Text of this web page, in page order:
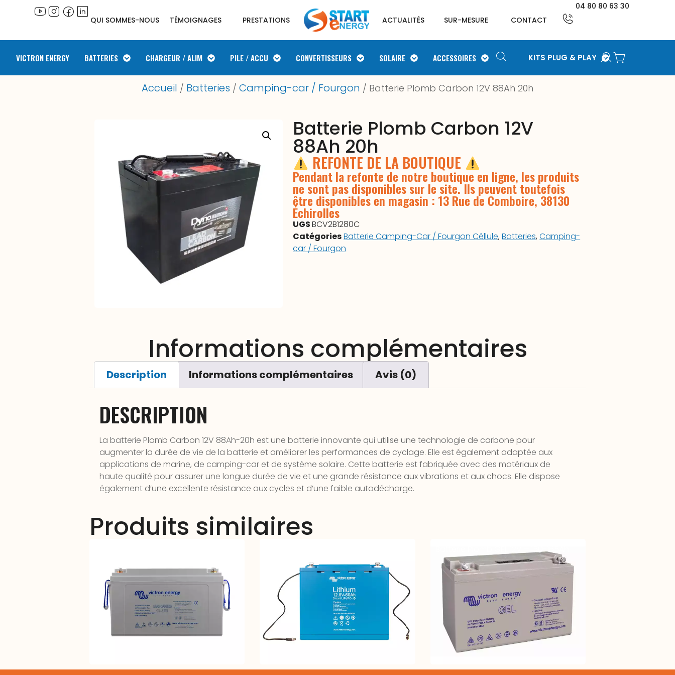
QUI SOMMES-NOUS TÉMOIGNAGES PRESTATIONS ACTUALITÉS SUR-MESURE CONTACT
04 80 80 63 30
VICTRON ENERGY BATTERIES CHARGEUR / ALIM PILE / ACCU CONVERTISSEURS SOLAIRE ACCESSOIRES KITS PLUG & PLAY
Accueil / Batteries / Camping-car / Fourgon / Batterie Plomb Carbon 12V 88Ah 20h
Batterie Plomb Carbon 12V
88Ah 20h
REFONTE DE LA BOUTIQUE
Pendant la refonte de notre boutique en ligne, les produits
ne sont pas disponibles sur le site. Ils peuvent toutefois
être disponibles en magasin : 13 Rue de Comboire, 38130
Échirolles
UGSBCV2B1280C
CatégoriesBatterie Camping-Car / Fourgon Céllule,Batteries,Camping-
car / Fourgon
Informations complémentaires
Description Informations complémentaires Avis (0)
DESCRIPTION
La batterie Plomb Carbon 12V 88Ah-20h est une batterie innovante qui utilise une technologie de carbone pour
augmenter la durée de vie de la batterie et améliorer les performances de cyclage. Elle est également adaptée aux
applications de marine, de camping-car et de système solaire. Cette batterie est fabriquée avec des matériaux de
haute qualité pour assurer une longue durée de vie et une grande résistance aux vibrations et aux chocs. Elle dispose
également d’une excellente résistance aux cycles et d’une faible autodécharge.
Produits similaires
Batterie Plomb GEL 12V – 150-165Ah